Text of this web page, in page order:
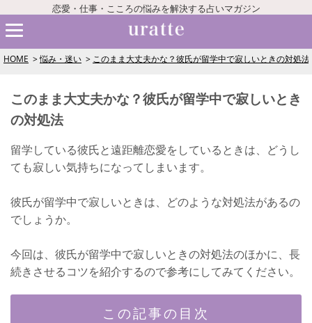
恋愛・仕事・こころの悩みを解決する占いマガジン
HOME 悩み・迷い このまま大丈夫かな？彼氏が留学中で寂しいときの対処法
このまま大丈夫かな？彼氏が留学中で寂しいとき
の対処法
留学している彼氏と遠距離恋愛をしているときは、どうし
ても寂しい気持ちになってしまいます。
彼氏が留学中で寂しいときは、どのような対処法があるの
でしょうか。
今回は、彼氏が留学中で寂しいときの対処法のほかに、長
続きさせるコツを紹介するので参考にしてみてください。
この記事の目次